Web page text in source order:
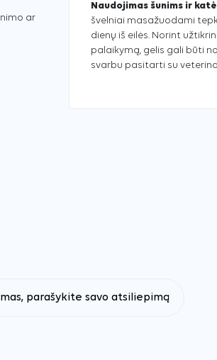
ar
Naudojimas šunims ir
švelniai masažuodami
dienų iš eilės. Norint
palaikymą, gelis gali būti
svarbu pasitarti su
parašykite savo atsiliepimą